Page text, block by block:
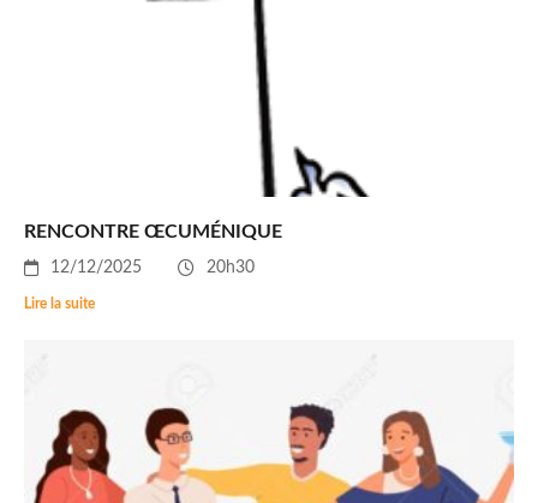
RENCONTRE ŒCUMÉNIQUE
12/12/2025 20h30
Lire la suite